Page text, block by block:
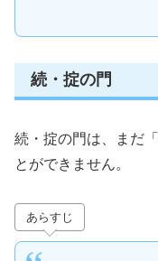
続・掟の門
続・掟の門は、まだ「
とができません。
あらすじ